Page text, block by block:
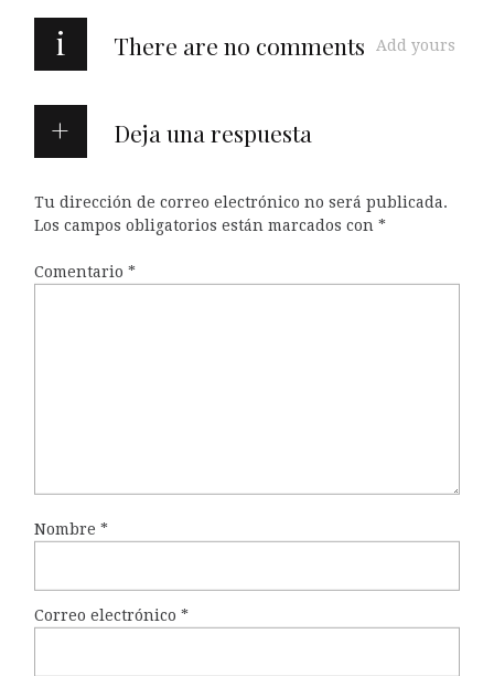
i There are no comments Add yours
Deja una respuesta
Tu dirección de correo electrónico no será publicada.
Los campos obligatorios están marcados con *
Comentario *
Nombre *
Correo electrónico *